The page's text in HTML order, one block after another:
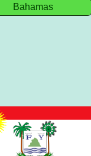
Bahamas